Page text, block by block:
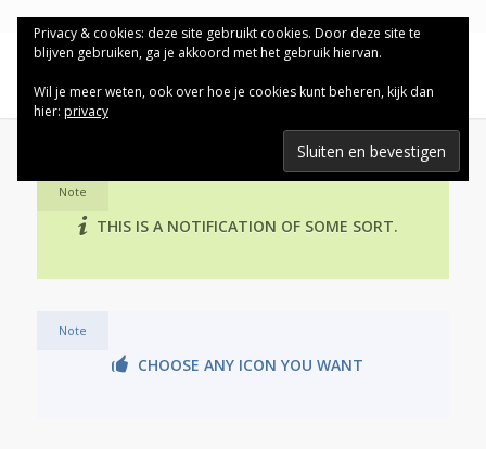
Note
THIS IS A NOTIFICATION OF SOME SORT.
Note
CHOOSE ANY ICON YOU WANT
Privacy & cookies: deze site gebruikt cookies. Door deze site te
blijven gebruiken, ga je akkoord met het gebruik hiervan.
Wil je meer weten, ook over hoe je cookies kunt beheren, kijk dan
hier: privacy